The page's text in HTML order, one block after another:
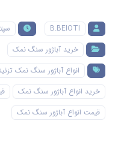
B.BEIOTI
خرید آباژور سنگ نمک
انواع آباژور سنگ نمک
خرید انواع آباژور سنگ نمک
قیمت انواع آباژور سنگ نمک